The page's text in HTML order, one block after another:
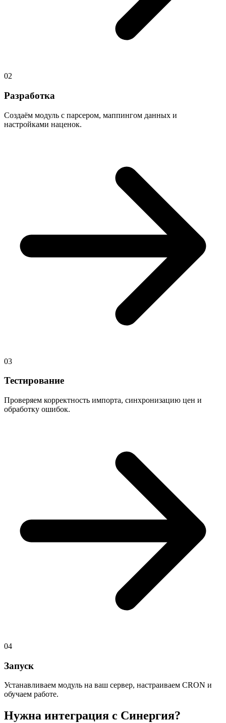
02
Разработка
Создаём модуль с парсером, маппингом данных и
настройками наценок.
03
Тестирование
Проверяем корректность импорта, синхронизацию цен и
обработку ошибок.
04
Запуск
Устанавливаем модуль на ваш сервер, настраиваем CRON и
обучаем работе.
Нужна интеграция с Синергия?